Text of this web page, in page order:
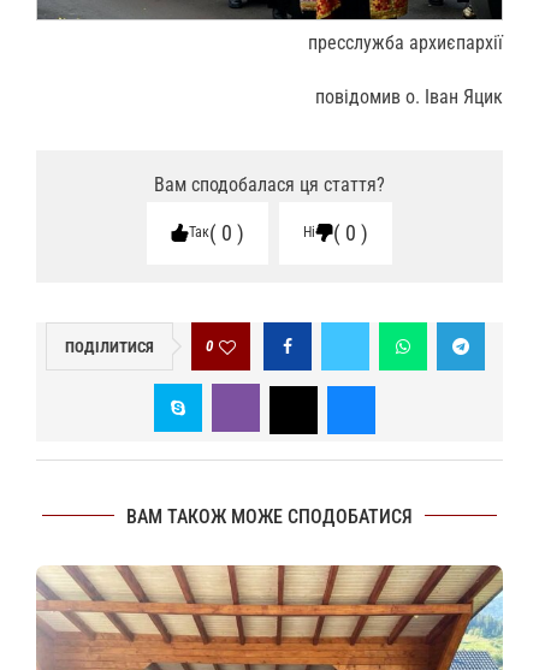
пресслужба архиєпархії
повідомив о. Іван Яцик
Вам сподобалася ця стаття?
Так 0 Ні 0
ПОДІЛИТИСЯ 0
ВАМ ТАКОЖ МОЖЕ СПОДОБАТИСЯ